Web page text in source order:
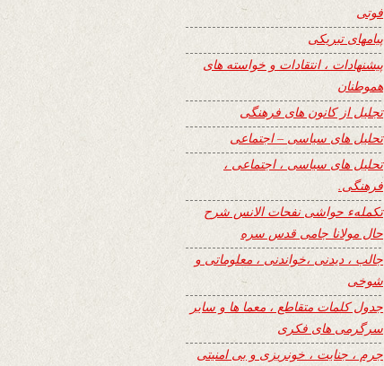
فوتی
پیامهای تبریکی
پیشنهادات ، انتقادات و خواسته های
هموطنان
تجلیل از کانون های فرهنگی
تحلیل های سیاسی – اجتماعی
تحلیل های سیاسی ، اجتماعی ،
فرهنگی.
تکملهء حواشی نفحات الانس شرح
حال مولانا جامی قدس سره
جالب ، دیدنی ،خواندنی ، معلوماتی و
شوخی
جدول کلمات متقاطع ، معما ها و سایر
سرگرمی های فکری
جرم ، جنایت ، خونریزی و بی امنیتی